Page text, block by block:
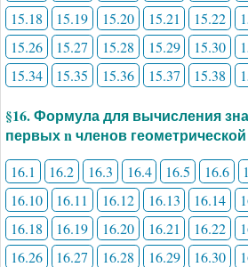
15.18
15.19 15.20 15.21 15.22
15.26
15.27 15.28 15.29 15.30
15.34
15.35 15.36 15.37 15.38
§16. Формула для вычисления
первых n членов
16.1 16.2 16.3 16.4 16.5 16.6
16.10
16.11 16.12 16.13 16.14
16.18
16.19 16.20 16.21 16.22
16.26
16.27 16.28 16.29 16.30